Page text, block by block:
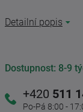
Detailní popis
Dostupnost: 8-9
+420 511
Po-Pá 8:00 -